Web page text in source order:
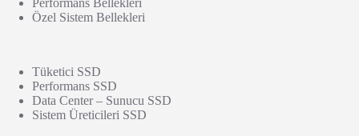
Performans Bellekleri
Özel Sistem Bellekleri
Tüketici SSD
Performans SSD
Data Center – Sunucu SSD
Sistem Üreticileri SSD